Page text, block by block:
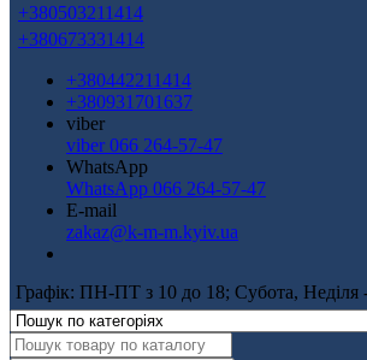
+380503211414
+380673331414
+380442211414
+380931701637
viber
viber 066 264-57-47
WhatsApp
WhatsApp 066 264-57-47
E-mail
zakaz@k-m-m.kyiv.ua
Графік: ПН-ПТ з 10 до 18; Субота, Неділя